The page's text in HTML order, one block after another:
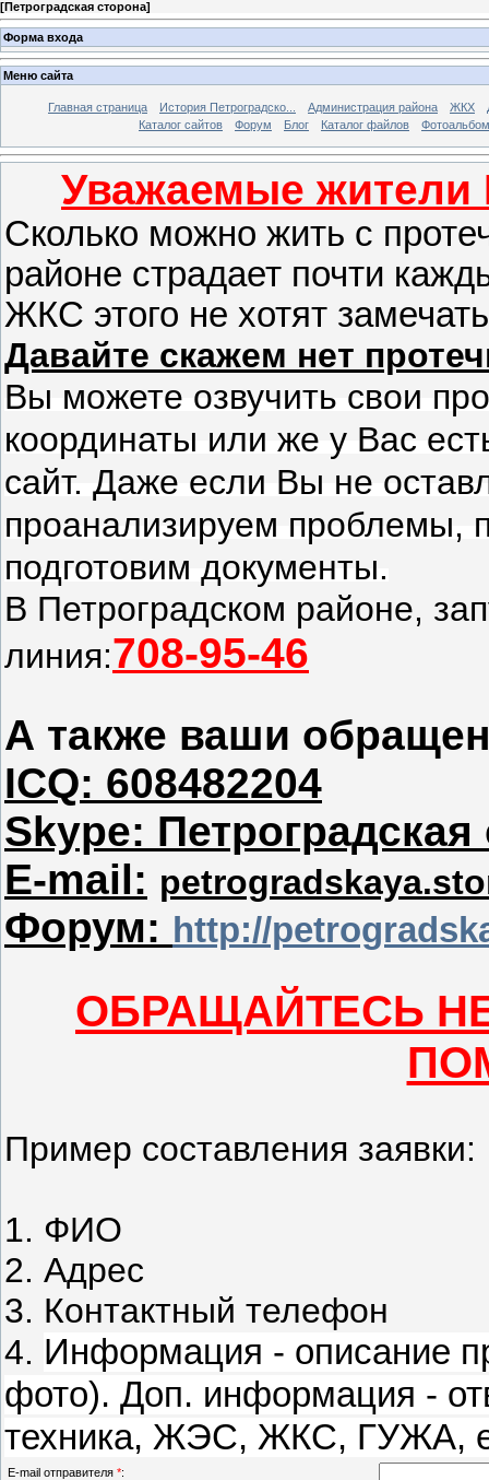
[Петроградская сторона]
Форма входа
Меню сайта
Главная страница История Петроградско... Администрация района ЖКХ
Каталог сайтов
Форум Блог Каталог файлов
Уважаемые жители
Сколько можно жить с
районе страдает почти
ЖКС этого не хотят
Давайте скажем нет
Вы можете озвучить свои
координаты или же у Вас
сайт. Даже если Вы не
проанализируем проблемы,
подготовим документы.
В Петроградском районе,
линия:708-95-46
А также ваши
ICQ: 608482204
Skype: Петроградская
E-mail:
Форум: http://
ОБРАЩАЙТЕСЬ
Пример составления заявки:
1. ФИО
2. Адрес
3. Контактный телефон
4. Информация - описание
фото). Доп. информация -
техника, ЖЭС, ЖКС, ГУЖА,
E-mail отправителя *: